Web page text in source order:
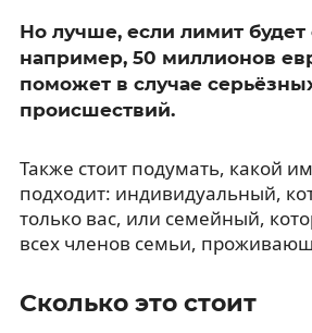
Но лучше, если лимит
например, 50 миллионов
поможет в случае
происшествий.
Также стоит подумать, какой
подходит: индивидуальный,
только вас, или семейный,
всех членов семьи,
Сколько это стоит